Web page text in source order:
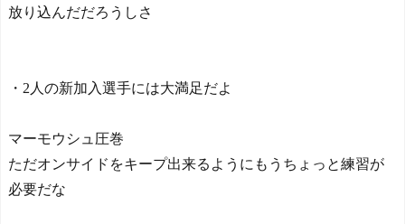
放り込んだだろうしさ
・2人の新加入選手には大満足だよ
マーモウシュ圧巻
ただオンサイドをキープ出来るようにもうちょっと練習が
必要だな